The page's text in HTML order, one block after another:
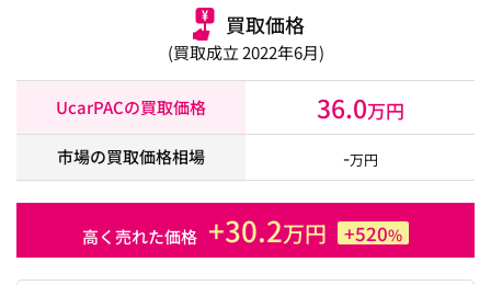
買取価格
(買取成立 2022年6月)
UcarPACの買取価格 36.0万円
市場の買取価格相場 -万円
高く売れた価格 +30.2万円 +520%